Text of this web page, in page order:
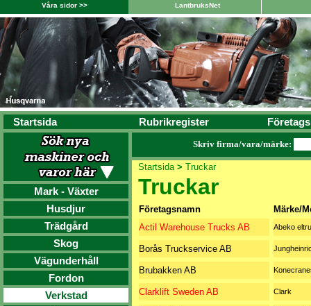
Våra sidor >> LantbruksNet
Startsida Rubrikregister
Mark - Växter
Husdjur
Trädgård
Skog
Vägunderhåll
Fordon
Verkstad
Skriv firma/vara/märke:
Startsida> Truckar
Truckar
Företagsnamn
Märke/
Actil Warehouse Trucks AB
Abeko
Borås Truckservice AB
Brubakken AB
Clarklift Sweden AB Clark